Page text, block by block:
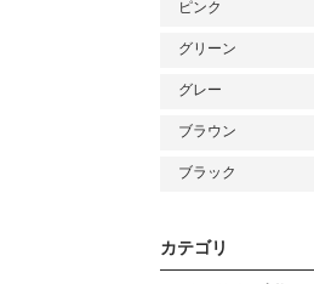
ピンク
グリーン
グレー
ブラウン
ブラック
カテゴリ